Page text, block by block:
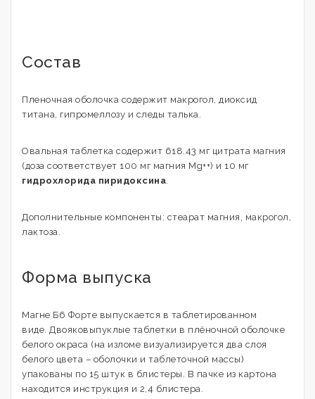
Состав
Пленочная оболочка содержит макрогол, диоксид
титана, гипромеллозу и следы талька.
Овальная таблетка содержит 618.43 мг цитрата магния
(доза соответствует 100 мг магния Mg++) и 10 мг
гидрохлорида пиридоксина.
Дополнительные компоненты: стеарат магния, макрогол,
лактоза.
Форма выпуска
Магне Б6 Форте выпускается в таблетированном
виде. Двояковыпуклые таблетки в плёночной оболочке
белого окраса (на изломе визуализируется два слоя
белого цвета – оболочки и таблеточной массы)
упакованы по 15 штук в блистеры. В пачке из картона
находится инструкция и 2,4 блистера.